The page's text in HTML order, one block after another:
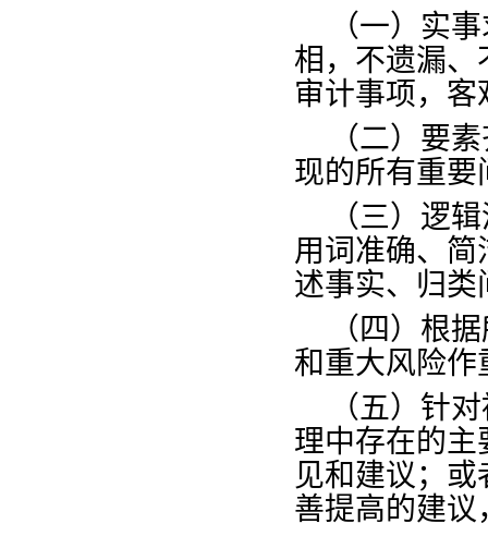
（一）实
相，不遗漏
审计事项，
（二）要
现的所有重要
（三）逻
用词准确、
述事实、归
（四）根
和重大风险作
（五）针
理中存在的
见和建议；
善提高的建